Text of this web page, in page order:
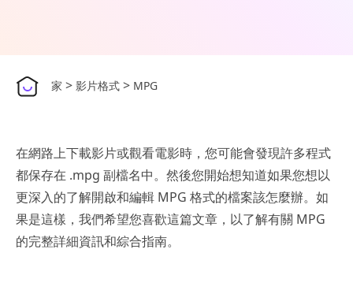
家 > 影片格式 > MPG
在網路上下載影片或觀看電影時，您可能會發現許多程式
都保存在 .mpg 副檔名中。然後您開始想知道如果您想以
更深入的了解開啟和編輯 MPG 格式的檔案該怎麼辦。如
果是這樣，我們希望您喜歡這篇文章，以了解有關 MPG
的完整詳細資訊和綜合指南。